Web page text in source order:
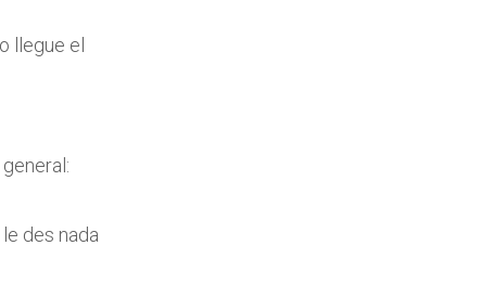
llegue el
des nada